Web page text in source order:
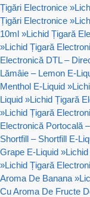
Țigări Electronice »
Țigări Electronice »
10ml »Lichid Țigară
»Lichid Țigară
Electronică DTL –
Lămâie – Lemon E-
Menthol E-Liquid »
Liquid »Lichid Țigară
»Lichid Țigară
Electronică Portocală
Shortfill – Shortfill E-
Grape E-Liquid »
»Lichid Țigară
Aroma De Banana »
Cu Aroma De Fructe